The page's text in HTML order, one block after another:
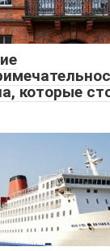
которые